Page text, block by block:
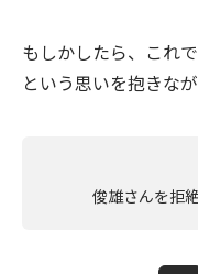
もしかしたら、これ
という思いを抱きなが
俊雄さんを拒